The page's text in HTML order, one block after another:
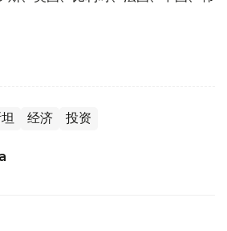
经济 投资